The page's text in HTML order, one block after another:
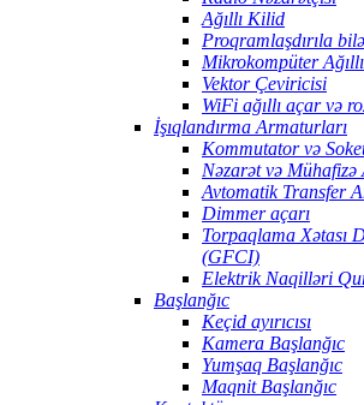
Ağıllı Kilid
Proqramlaşdırıla
Mikrokompüter
Vektor Çeviricisi
WiFi ağıllı açar və
İşıqlandırma Armaturları
Kommutator və
Nəzarət və Mühafizə
Avtomatik Transfer
Dimmer açarı
Torpaqlama Xətası
(GFCI)
Elektrik Naqilləri
Başlanğıc
Keçid ayırıcısı
Kamera Başlanğıc
Yumşaq Başlanğıc
Maqnit Başlanğıc